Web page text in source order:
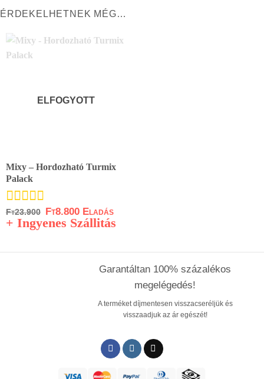
ÉRDEKELHETNEK MÉG…
ELFOGYOTT
Mixy – Hordozható Turmix
Palack
Értékelés:
5.00/ 5
Ft23.900
Original
price
was:
Ft8.800
Current
price
is:
+ Ingyenes Szállitás
Garantáltan 100% százalékos
megelégedés!
A terméket díjmentesen visszacseréljük és
visszaadjuk az ár egészét!